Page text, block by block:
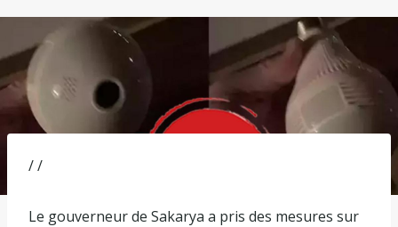
/ /
Le gouverneur de Sakarya a pris des mesures sur